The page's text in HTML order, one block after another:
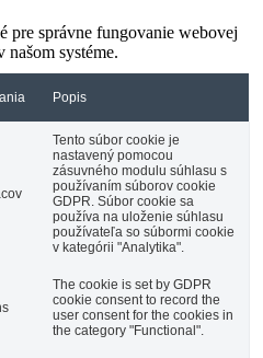
pre správne fungovanie webovej
systéme.
Popis
Tento súbor cookie je
nastavený pomocou
zásuvného modulu súhlasu s
používaním súborov cookie
GDPR. Súbor cookie sa
používa na uloženie súhlasu
používateľa so súbormi cookie
v kategórii "Analytika".
The cookie is set by GDPR
cookie consent to record the
user consent for the cookies in
the category "Functional".